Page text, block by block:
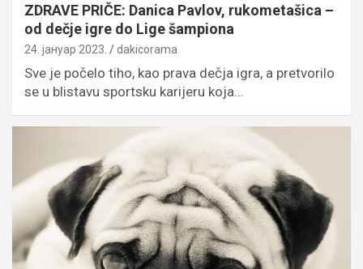
ZDRAVE PRIČE: Danica Pavlov, rukometašica –
od dečje igre do Lige šampiona
24. јануар 2023. dakicorama
Sve je počelo tiho, kao prava dečja igra, a pretvorilo
se u blistavu sportsku karijeru koja…